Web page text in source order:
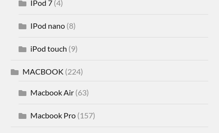
IPod 7 (4)
IPod nano (8)
iPod touch (9)
MACBOOK (224)
Macbook Air (63)
Macbook Pro (157)